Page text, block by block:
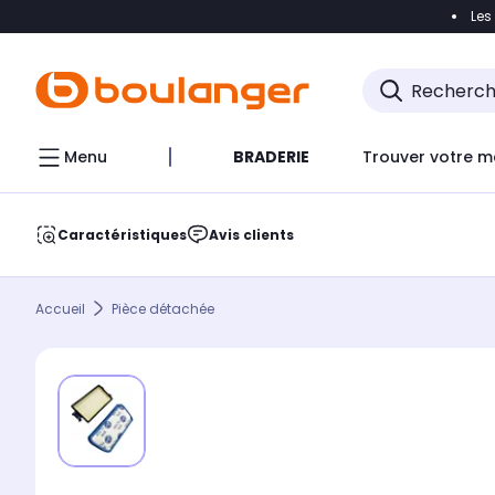
Accéder
Menu BRADERIE Trouver votre
Caractéristiques Avis clients
Accueil Pièce détachée